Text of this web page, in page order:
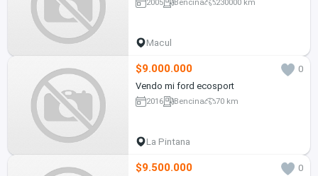
2005 Bencina 230000 km
Macul
$9.000.000
0
Vendo mi ford ecosport
2016 Bencina 70 km
La Pintana
$9.500.000
0